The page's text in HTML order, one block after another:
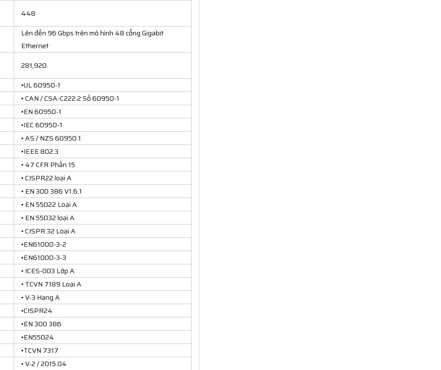
448
Lên đến 96 Gbps trên mô hình 48 cổng Gigabit
Ethernet
281,920
•UL 60950-1
• CAN / CSA-C222.2 Số 60950-1
•EN 60950-1
•IEC 60950-1
• AS / NZS 60950.1
•IEEE 802.3
• 47 CFR Phần 15
• CISPR22 loại A
• EN 300 386 V1.6.1
• EN 55022 Loại A
• EN 55032 loại A
• CISPR 32 Loại A
•EN61000-3-2
•EN61000-3-3
• ICES-003 Lớp A
• TCVN 7189 Loại A
• V-3 Hạng A
•CISPR24
•EN 300 386
•EN55024
•TCVN 7317
• V-2 / 2015.04